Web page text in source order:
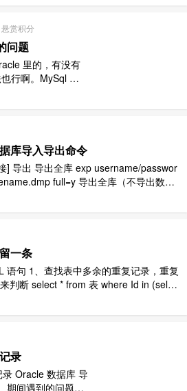
悬赏积分
问题
里的，有没有
行啊。MySql 也
库导入导出命令
] 导出 导出全库 exp username/passwor
full=y 导出全库（不导出数
SID file=path/filename.dm ..
一条
语句 1、查找表中多余的重复记录，重复
判断 select * from 表 where Id in (selec
count(Id) > 1) 2、删除表中多余的重
录
Oracle 数据库 导
期间遇到的问题以